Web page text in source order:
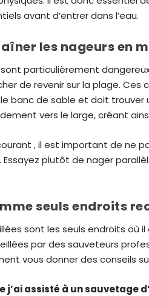
avant d’entrer dans l’eau.
les nageurs en
particulièrement
de revenir sur la plage. Ces
banc de sable et doit trouver
vers le large, créant
, il est important de ne
Essayez plutôt de nager
seuls endroits
sont les seuls endroits où
par des sauveteurs
vous donner des conseils
j’ai assisté à un sauvetage